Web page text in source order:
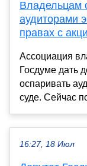
Владельцам
аудиторами
правах с
Ассоциация
Госдуме дать
оспаривать
суде. Сейчас
16:27, 18 Июл